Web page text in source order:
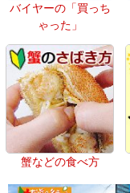
バイヤーの「買っち
ゃった」
蟹などの食べ方